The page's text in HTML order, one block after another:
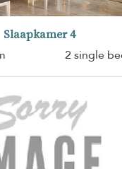
Slaapkamer 4
2 single